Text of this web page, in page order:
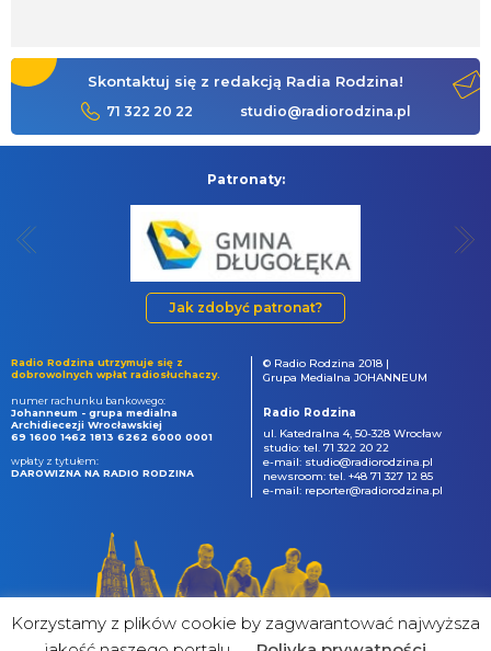
Skontaktuj się z redakcją Radia Rodzina!
71 322 20 22 studio@radiorodzina.pl
Patronaty:
Jak zdobyć patronat?
Radio Rodzina utrzymuje się z
dobrowolnych wpłat radiosłuchaczy.
numer rachunku bankowego:
Johanneum - grupa medialna
Archidiecezji Wrocławskiej
69 1600 1462 1813 6262 6000 0001
wpłaty z tytułem:
DAROWIZNA NA RADIO RODZINA
© Radio Rodzina 2018 |
Grupa Medialna JOHANNEUM
Radio Rodzina
ul. Katedralna 4, 50-328 Wrocław
studio: tel. 71 322 20 22
e-mail: studio@radiorodzina.pl
newsroom: tel. +48 71 327 12 85
e-mail: reporter@radiorodzina.pl
Korzystamy z plików cookie by zagwarantować najwyższa